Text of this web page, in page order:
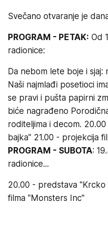
Svečano otvaranje je
PROGRAM - PETAK: Od
radionice:
Da nebom lete boje i sjaj:
Naši najmlađi posetioci
se pravi i pušta papirni
biće nagrađeno
roditeljima i decom.
bajka" 21.00 - projekcija
PROGRAM - SUBOTA:
radionice...
20.00 - predstava "Krcko
filma "Monsters Inc"